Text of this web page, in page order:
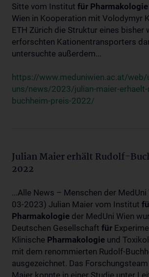
Sitte vom Institut für Pharmakologie
Wien in Kooperation mit Volodymyr
ETH Zürich die Struktur eines bisher
erforschten Kationentransporters
untersuchte außerdem...
https://www.meduniwien.ac.at/web/
uns/news/2023/julian-maier-
buchheim-preis-2022/
Julian Maier erhält Rudolf-
2022
...Alle News – Menschen der MedUni
03-2023) Julian Maier vom Institut
Pharmakologie der MedUni Wien
Deutschen Gesellschaft für
Klinische Pharmakologie und
mit dem renommierten Rudolf-
ausgezeichnet. Das
Maier konnte in einer Studie unter